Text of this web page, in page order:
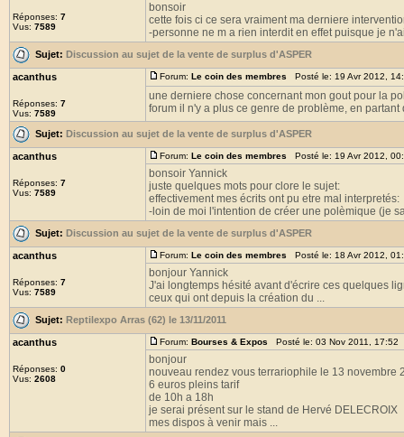
Réponses: 7
Vus: 7589
bonsoir
cette fois ci ce sera vraiment ma derniere
-personne ne m a rien interdit en effet puisque je
Sujet: Discussion au sujet de la vente de surplus d'ASPER
acanthus
Réponses: 7
Vus: 7589
Forum: Le coin des membres Posté le: 19 Avr 2012,
une derniere chose concernant mon gout pour la
forum il n'y a plus ce genre de problème, en partant
Sujet: Discussion au sujet de la vente de surplus d'ASPER
acanthus
Réponses: 7
Vus: 7589
Forum: Le coin des membres Posté le: 19 Avr 2012,
bonsoir Yannick
juste quelques mots pour clore le sujet:
effectivement mes écrits ont pu etre mal interpretés:
-loin de moi l'intention de créer une polèmique (je
Sujet: Discussion au sujet de la vente de surplus d'ASPER
acanthus
Réponses: 7
Vus: 7589
Forum: Le coin des membres Posté le: 18 Avr 2012,
bonjour Yannick
J'ai longtemps hésité avant d'écrire ces quelques
ceux qui ont depuis la création du ...
Sujet: Reptilexpo Arras (62) le 13/11/2011
acanthus
Réponses: 0
Vus: 2608
Forum: Bourses & Expos Posté le: 03 Nov 2011,
bonjour
nouveau rendez vous terrariophile le 13 novembre
6 euros pleins tarif
de 10h a 18h
je serai présent sur le stand de Hervé DELECROIX
mes dispos à venir mais ...